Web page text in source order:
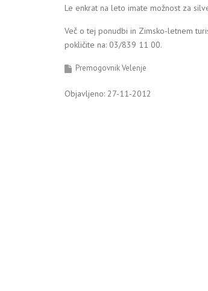
Le enkrat na leto imate možnost za
Več o tej ponudbi in Zimsko-letnem
pokličite na: 03/839 11 00.
Premogovnik Velenje
Objavljeno: 27-11-2012